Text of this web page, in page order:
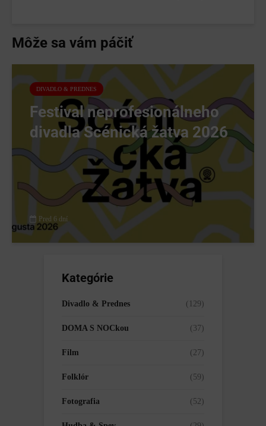
Môže sa vám páčiť
DIVADLO & PREDNES
Festival neprofesionálneho
divadla Scénická žatva 2026
Pred 6 dní
Kategórie
Divadlo & Prednes (129)
DOMA S NOCkou (37)
Film (27)
Folklór (59)
Fotografia (52)